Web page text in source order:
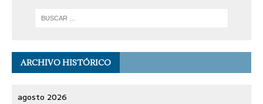
ARCHIVO HISTÓRICO
agosto 2026